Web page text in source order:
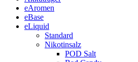
eAromen
eBase
eLiquid
Standard
Nikotinsalz
POD Salt